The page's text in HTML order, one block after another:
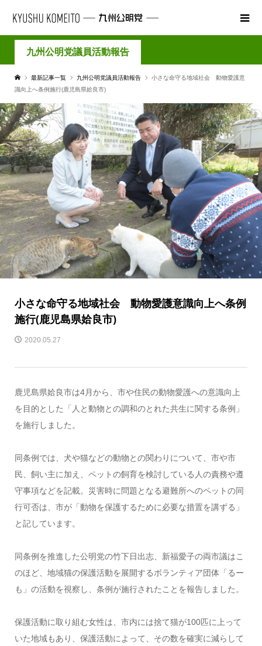
九州公明党議員活動報告
最新記事一覧 九州公明党議員活動報告
小さな命守る地域社会 動物愛護意
識向上へ条例施行(鹿児島県姶良市)
小さな命守る地域社会 動物愛護意識向上へ条例
施行(鹿児島県姶良市)
2020.05.27
鹿児島県姶良市は4月から、市や住民の動物愛護への意識向上
を目的とした「人と動物との調和のとれた共生に関する条例」
を施行しました。
同条例では、犬や猫などの動物との関わりについて、市や市
民、飼い主に加え、ペットの飼育を検討している人の責務や遵
守事項などを記載。災害時に問題となる避難所へのペットの同
行可否は、市が「動物を保護するために必要な措置を講ずる」
と記しています。
同条例を推進した公明党の竹下日出志、新福愛子の両市議はこ
のほど、地域猫の保護活動を展開するボランティア団体「るー
も」の活動を視察し、条例が施行されたことを報告しました。
保護活動に取り組む女性は、市内には捨て猫が100匹に上って
いた地域もあり、保護活動によって、その数を確実に減らして